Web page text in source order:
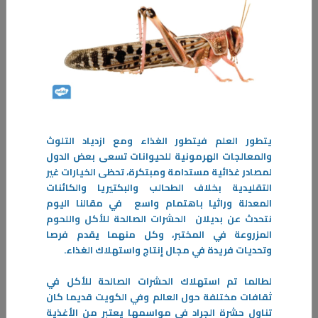
يتطور العلم فيتطور الغذاء ومع ازدياد التلوث
والمعالجات الهرمونية للحيوانات تسعى بعض الدول
لمصادر غذائية مستدامة ومبتكرة، تحظى الخيارات غير
التقليدية بخلاف الطحالب والبكتيريا والكائنات
المعدلة وراثيا باهتمام واسع في مقالنا اليوم
نتحدث عن بديلان الحشرات الصالحة للأكل واللحوم
المزروعة في المختبر، وكل منهما يقدم فرصا
وتحديات فريدة في مجال إنتاج واستهلاك الغذاء.
لطالما تم استهلاك الحشرات الصالحة للأكل في
ثقافات مختلفة حول العالم وفي الكويت قديما كان
تناول حشرة الجراد في مواسمها يعتبر من الأغذية